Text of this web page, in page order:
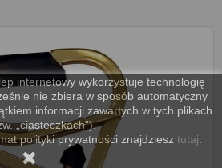
internetowy wykorzystuje technologię
nie zbiera w sposób automatyczny
informacji zawartych w tych plikach
„ciasteczkach”).
polityki prywatności znajdziesz tutaj